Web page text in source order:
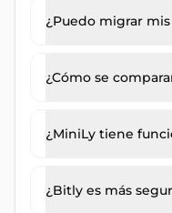
¿Puedo migrar
¿Cómo se
¿MiniLy tiene
¿Bitly es más